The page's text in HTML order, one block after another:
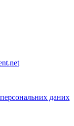
персональних даних